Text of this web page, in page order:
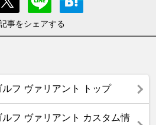
事をシェアする
フ ヴァリアント トップ
フ ヴァリアント カスタム情